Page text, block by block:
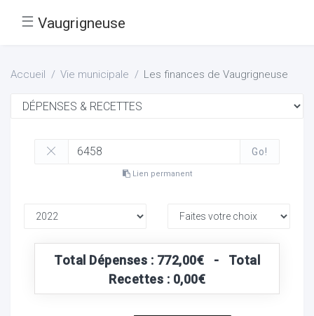
☰ Vaugrigneuse
Accueil Vie municipale Les finances de Vaugrigneuse
Go!
Lien permanent
Total Dépenses : 772,00€ - Total
Recettes : 0,00€